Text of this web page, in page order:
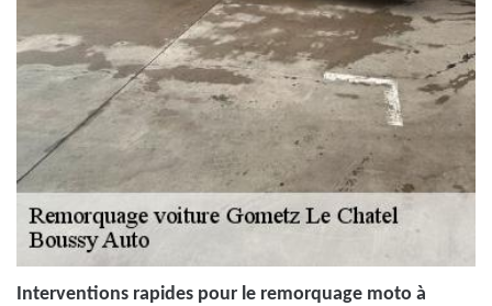
Interventions rapides pour le remorquage moto à